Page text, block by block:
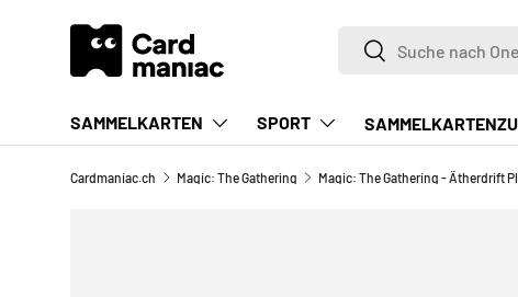
DIREKT ZUM INHALT Suchen
Suchen
SAMMELKARTEN SPORT
Cardmaniac.ch Magic: The Gathering Magic: The Gathering - Ätherdrift